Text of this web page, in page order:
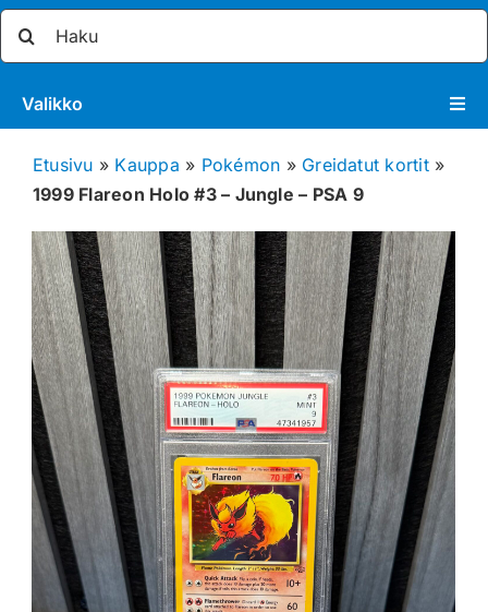
Valikko
Pokémon
Tarvikkeet
Blind Boksit
Ennakot
Greidatut kortit
Irtokortit
Rip & Ship
Greidauspalvelu
Etusivu » Kauppa » Pokémon » Greidatut kortit»
1999 Flareon Holo #3 – Jungle – PSA 9